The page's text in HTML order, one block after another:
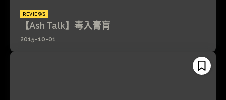
REVIEWS
【Ash Talk】毒入膏肓
2015-10-01